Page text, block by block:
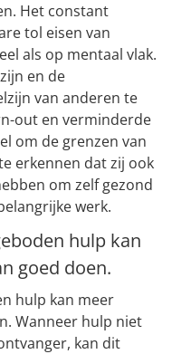
Het constant
tol eisen van
als op mentaal vlak.
en de
van anderen te
out en verminderde
om de grenzen van
erkennen dat zij ook
om zelf gezond
werk.
hulp kan
goed doen.
hulp kan meer
Wanneer hulp niet
kan dit